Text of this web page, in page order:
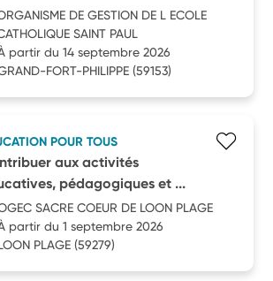
DE GESTION DE L ECOLE
SAINT PAUL
partir du 14 septembre 2026
FORT-PHILIPPE (59153)
POUR TOUS
aux activités
pédagogiques et ...
SACRE COEUR DE LOON PLAGE
partir du 1 septembre 2026
PLAGE (59279)